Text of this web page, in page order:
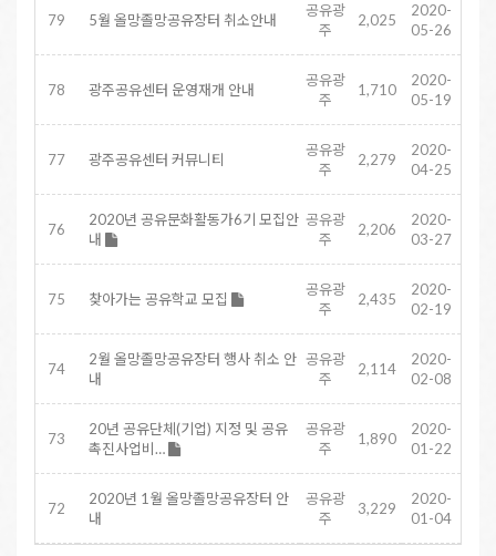
79 5월 올망졸망공유장터 취소안내
공유광
주
2,025
2020-
05-26
78 광주공유센터 운영재개 안내
공유광
주
1,710
2020-
05-19
77 광주공유센터 커뮤니티
공유광
주
2,279
2020-
04-25
76
2020년 공유문화활동가6기 모집안
내
공유광
주
2,206
2020-
03-27
75 찾아가는 공유학교 모집
공유광
주
2,435
2020-
02-19
74
2월 올망졸망공유장터 행사 취소 안
내
공유광
주
2,114
2020-
02-08
73
20년 공유단체(기업) 지정 및 공유
촉진사업비…
공유광
주
1,890
2020-
01-22
72
2020년 1월 올망졸망공유장터 안
내
공유광
주
3,229
2020-
01-04